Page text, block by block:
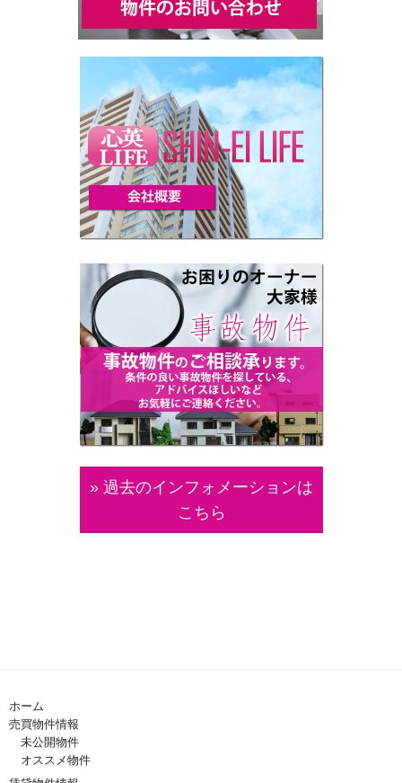
» 過去のインフォメーションは
こちら
ホーム
売買物件情報
未公開物件
オススメ物件